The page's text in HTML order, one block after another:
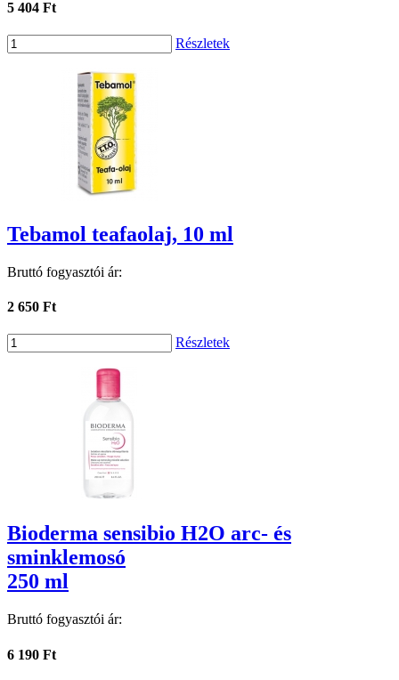
5 404 Ft
Részletek
Tebamol teafaolaj, 10 ml
Bruttó fogyasztói ár:
2 650 Ft
Részletek
Bioderma sensibio H2O arc- és
sminklemosó
250 ml
Bruttó fogyasztói ár:
6 190 Ft